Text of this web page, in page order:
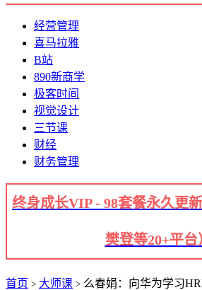
经营管理
喜马拉雅
B站
890新商学
极客时间
视觉设计
三节课
财经
财务管理
终身成长VIP - 98套餐永久更
樊登等20+平台
首页 > 大师课 > 么春娟：向华为学习